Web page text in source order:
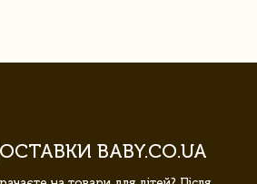
BABY.CO.UA